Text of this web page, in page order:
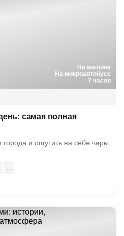
На машине
На микроавтобусе
7 часов
самая полная
и ощутить на себе чары